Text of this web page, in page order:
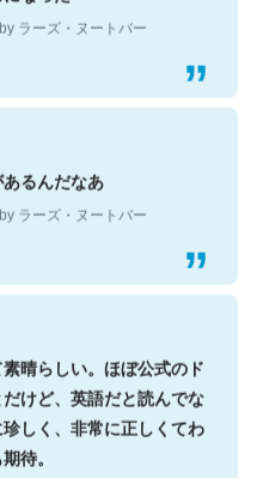
ラーズ・ヌートバー
るんだなあ
ラーズ・ヌートバー
晴らしい。ほぼ公式のド
けど、英語だと読んでな
しく、非常に正しくてわ
待。